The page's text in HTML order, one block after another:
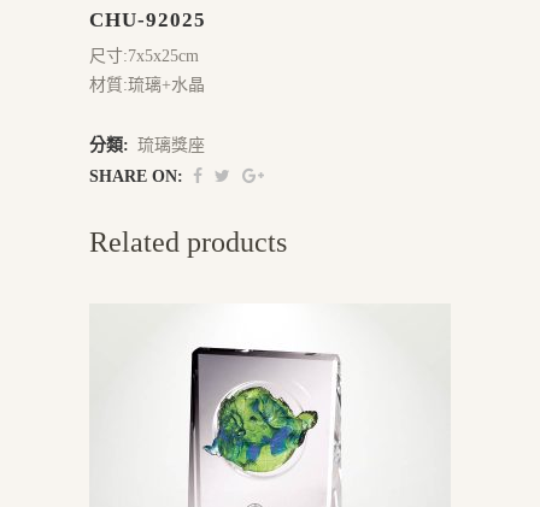
CHU-92025
尺寸:7x5x25cm
材質:琉璃+水晶
分類: 琉璃獎座
SHARE ON:
Related products